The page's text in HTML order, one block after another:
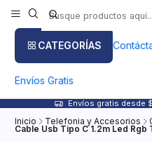
CATEGORÍAS
Envíos Gratis
Envíos gratis desde
Inicio Telefonia y Accesorios
Cable Usb Tipo C 1.2m Led Rgb